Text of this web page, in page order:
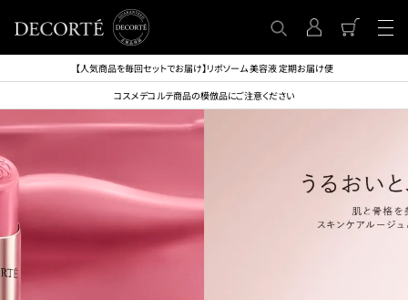
【人気商品を毎回セットでお届け】リポソーム 美容液 定期お届け便
コスメデコルテ商品の模倣品にご注意ください